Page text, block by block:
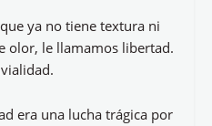
ya no tiene textura ni
olor, le llamamos libertad.
era una lucha trágica por